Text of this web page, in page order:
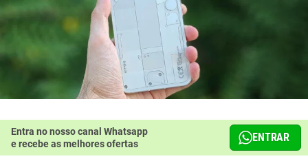
Entra no nosso canal Whatsapp
e recebe as melhores ofertas
ENTRAR